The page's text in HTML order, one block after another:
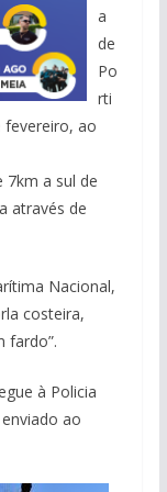
a
de
Po
rti
fevereiro, ao
7km a sul de
através de
Nacional,
costeira,
fardo”.
à Policia
ao